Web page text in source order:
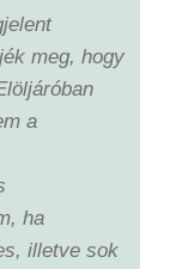
meg, hogy
a
ha
illetve sok